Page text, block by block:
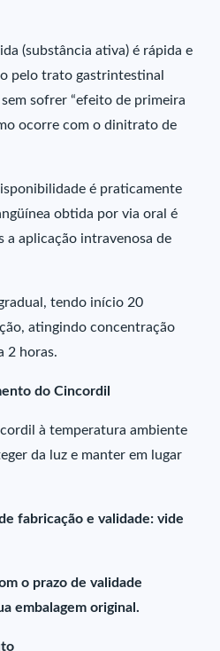
(substância ativa) é rápida e
pelo trato gastrintestinal
sofrer “efeito de primeira
ocorre com o dinitrato de
é praticamente
obtida por via oral é
a aplicação intravenosa de
tendo início 20
atingindo concentração
2 horas.
do Cincordil
à temperatura ambiente
da luz e manter em lugar
fabricação e validade: vide
o prazo de validade
embalagem original.